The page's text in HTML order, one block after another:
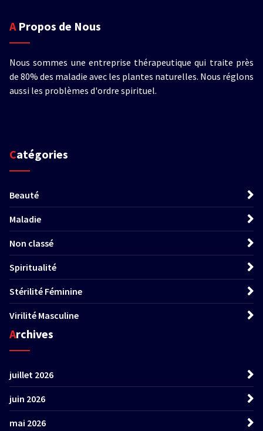
A Propos de Nous
Nous sommes une entreprise thérapeutique qui traite près
de 80% des maladie avec les plantes naturelles. Nous réglons
aussi les problèmes d'ordre spirituel.
Catégories
Beauté
Maladie
Non classé
Spiritualité
Stérilité Féminine
Virilité Masculine
Archives
juillet 2026
juin 2026
mai 2026